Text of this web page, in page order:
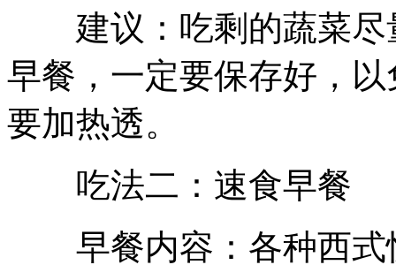
建议：吃剩的蔬菜尽
早餐，一定要保存好，
要加热透。
吃法二：速食早餐
早餐内容：各种西式